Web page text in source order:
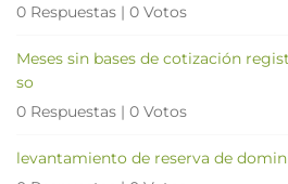
0 Respuestas | 0 Votos
Meses sin bases de cotización
so
0 Respuestas | 0 Votos
levantamiento de reserva de